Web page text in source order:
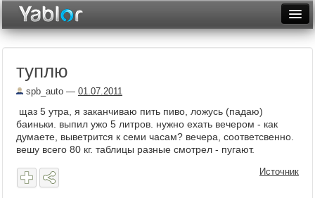
Рейтинги
Архив
туплю
spb_auto — 01.07.2011
щаз 5 утра, я заканчиваю пить пиво, ложусь (падаю)
баиньки. выпил ужо 5 литров. нужно ехать вечером - как
думаете, выветрится к семи часам? вечера, соответсвенно.
вешу всего 80 кг. таблицы разные смотрел - пугают.
Источник